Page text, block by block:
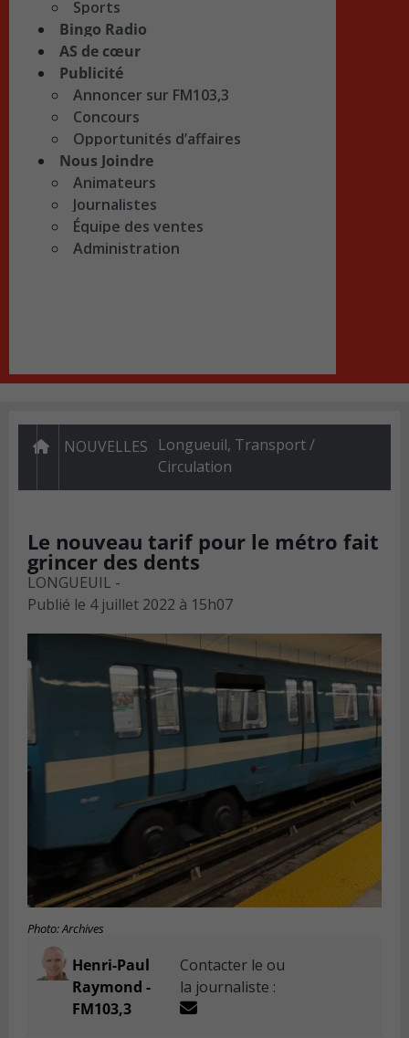
Sports
Bingo Radio
AS de cœur
Publicité
Annoncer sur FM103,3
Concours
Opportunités d’affaires
Nous Joindre
Animateurs
Journalistes
Équipe des ventes
Administration
NOUVELLES Longueuil, Transport /
Circulation
Le nouveau tarif pour le métro fait
grincer des dents
LONGUEUIL -
Publié le 4 juillet 2022 à 15h07
Photo: Archives
Henri-Paul
Raymond -
FM103,3
Contacter le ou
la journaliste :